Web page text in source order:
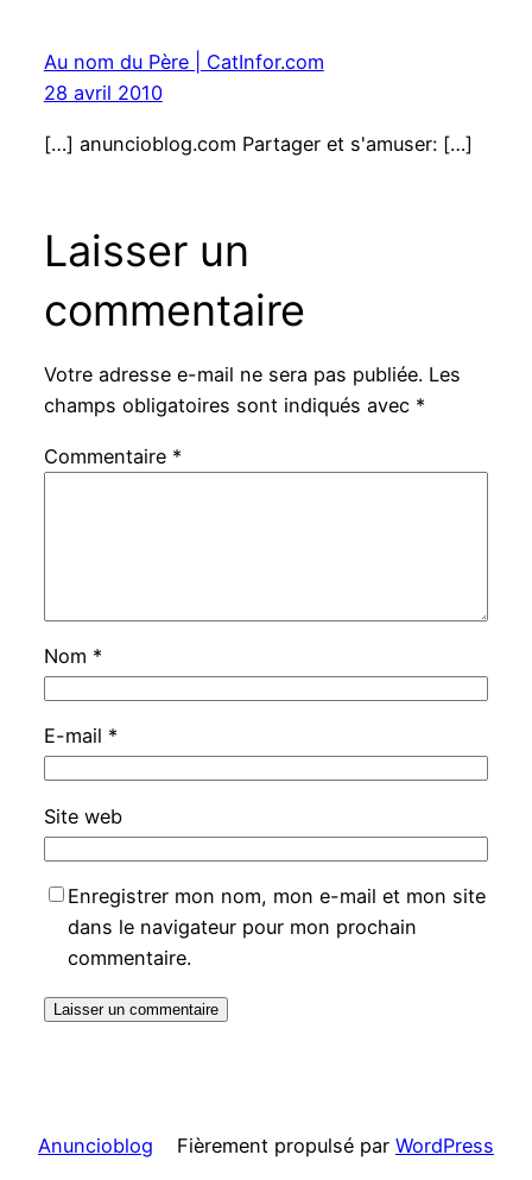
Au nom du Père | CatInfor.com
28 avril 2010
[…] anuncioblog.com Partager et s'amuser: […]
Laisser un
commentaire
Votre adresse e-mail ne sera pas publiée. Les
champs obligatoires sont indiqués avec *
Commentaire *
Nom *
E-mail *
Site web
Enregistrer mon nom, mon e-mail et mon site
dans le navigateur pour mon prochain
commentaire.
Anuncioblog Fièrement propulsé par WordPress